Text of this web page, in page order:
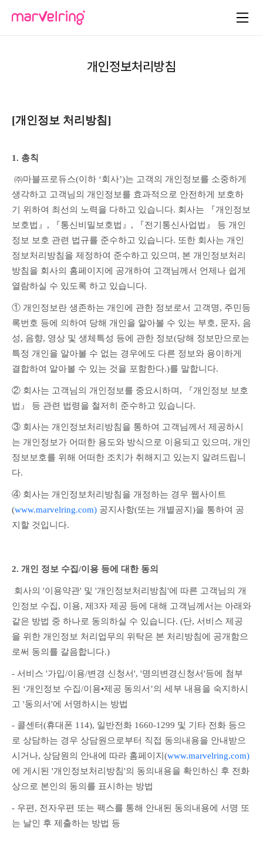
개인정보처리방침
[개인정보 처리방침]
1. 총칙
생각하고 고객님의 개인정보를 효과적으로 안전하게 보호하
기 위하여 최선의 노력을 다하고 있습니다. 회사는 『개인정보
보호법』, 『통신비밀보호법』, 『전기통신사업법』 등 개인
정보 보호 관련 법규를 준수하고 있습니다. 또한 회사는 개인
정보처리방침을 제정하여 준수하고 있으며, 본 개인정보처리
방침을 회사의 홈페이지에 공개하여 고객님께서 언제나 쉽게
열람하실 수 있도록 하고 있습니다.
① 개인정보란 생존하는 개인에 관한 정보로서 고객명, 주민등
록번호 등에 의하여 당해 개인을 알아볼 수 있는 부호, 문자, 음
성, 음향, 영상 및 생체특성 등에 관한 정보(당해 정보만으로는
특정 개인을 알아볼 수 없는 경우에도 다른 정보와 용이하게
결합하여 알아볼 수 있는 것을 포함한다.)를 말합니다.
② 회사는 고객님의 개인정보를 중요시하며, 『개인정보 보호
법』 등 관련 법령을 철저히 준수하고 있습니다.
③ 회사는 개인정보처리방침을 통하여 고객님께서 제공하시
는 개인정보가 어떠한 용도와 방식으로 이용되고 있으며, 개인
정보보호를 위해 어떠한 조치가 취해지고 있는지 알려드립니
다.
④ 회사는 개인정보처리방침을 개정하는 경우 웹사이트
(www.marvelring.com) 공지사항(또는 개별공지)을 통하여 공
지할 것입니다.
2. 개인 정보 수집/이용 등에 대한 동의
인정보 수집, 이용, 제3자 제공 등에 대해 고객님께서는 아래와
같은 방법 중 하나로 동의하실 수 있습니다. (단, 서비스 제공
을 위한 개인정보 처리업무의 위탁은 본 처리방침에 공개함으
로써 동의를 갈음합니다.)
- 서비스 '가입/이용/변경 신청서', '명의변경신청서'등에 첨부
된 ‘개인정보 수집/이용•제공 동의서’의 세부 내용을 숙지하시
고 '동의서'에 서명하시는 방법
- 콜센터(휴대폰 114), 일반전화 1660-1299 및 기타 전화 등으
로 상담하는 경우 상담원으로부터 직접 동의내용을 안내받으
시거나, 상담원의 안내에 따라 홈페이지(www.marvelring.com)
에 게시된 '개인정보처리방침'의 동의내용을 확인하신 후 전화
상으로 본인의 동의를 표시하는 방법
- 우편, 전자우편 또는 팩스를 통해 안내된 동의내용에 서명 또
는 날인 후 제출하는 방법 등